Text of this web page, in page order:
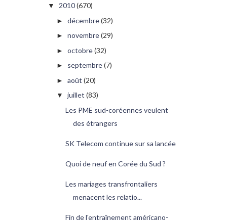
▼ 2010(670)
► décembre(32)
► novembre(29)
► octobre(32)
► septembre(7)
► août (20)
▼ juillet (83)
Les PME sud-coréennes veulent
des étrangers
SK Telecom continue sur sa lancée
Quoi de neuf en Corée du Sud ?
Les mariages transfrontaliers
menacent les relatio...
Fin de l'entraînement américano-